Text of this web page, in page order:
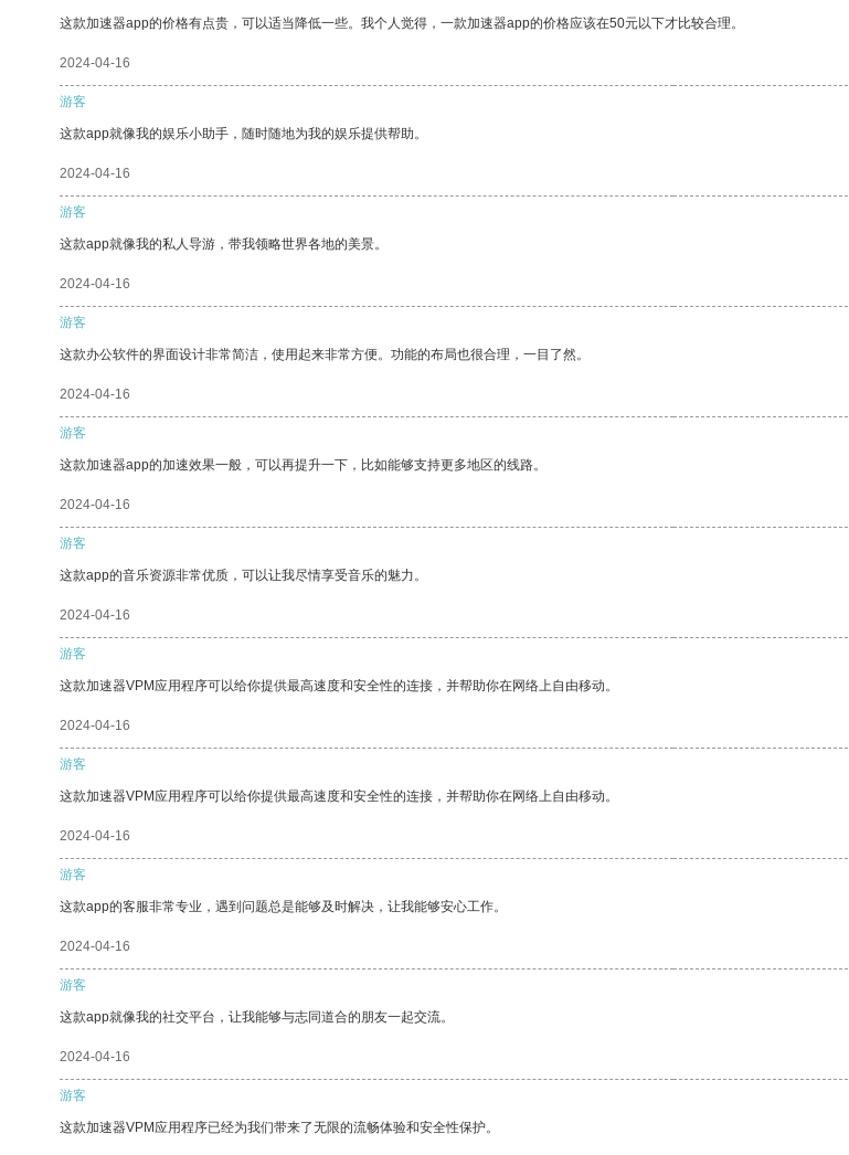
这款加速器app的价格有点贵，可以适当降低一些。我个人觉得，一款加速器app的价格应该在50元以下才比较合理。
2024-04-16
游客
这款app就像我的娱乐小助手，随时随地为我的娱乐提供帮助。
2024-04-16
游客
这款app就像我的私人导游，带我领略世界各地的美景。
2024-04-16
游客
这款办公软件的界面设计非常简洁，使用起来非常方便。功能的布局也很合理，一目了然。
2024-04-16
游客
这款加速器app的加速效果一般，可以再提升一下，比如能够支持更多地区的线路。
2024-04-16
游客
这款app的音乐资源非常优质，可以让我尽情享受音乐的魅力。
2024-04-16
游客
这款加速器VPM应用程序可以给你提供最高速度和安全性的连接，并帮助你在网络上自由移动。
2024-04-16
游客
这款加速器VPM应用程序可以给你提供最高速度和安全性的连接，并帮助你在网络上自由移动。
2024-04-16
游客
这款app的客服非常专业，遇到问题总是能够及时解决，让我能够安心工作。
2024-04-16
游客
这款app就像我的社交平台，让我能够与志同道合的朋友一起交流。
2024-04-16
游客
这款加速器VPM应用程序已经为我们带来了无限的流畅体验和安全性保护。